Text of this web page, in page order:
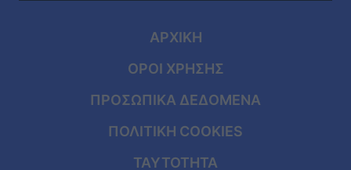
ΑΡΧΙΚΗ
ΟΡΟΙ ΧΡΗΣΗΣ
ΠΡΟΣΩΠΙΚΑ ΔΕΔΟΜΕΝΑ
ΠΟΛΙΤΙΚΗ COOKIES
ΤΑΥΤΟΤΗΤΑ